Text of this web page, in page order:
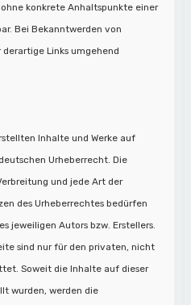
konkrete Anhaltspunkte einer
Bei Bekanntwerden von
Links umgehend
Inhalte und Werke auf
Urheberrecht. Die
und jede Art der
des Urheberrechtes bedürfen
jeweiligen Autors bzw. Erstellers.
sind nur für den privaten, nicht
Soweit die Inhalte auf dieser
wurden, werden die